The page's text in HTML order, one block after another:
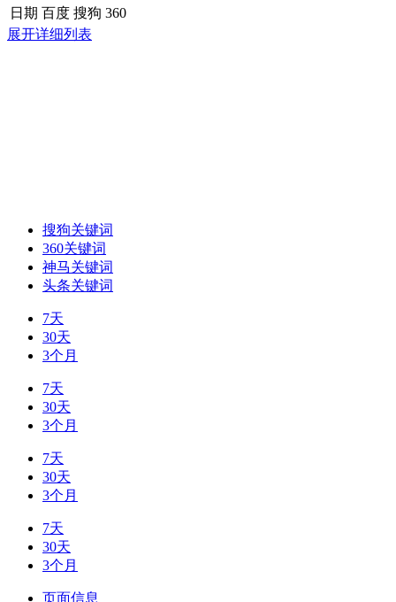
日期 百度 搜狗 360
展开详细列表
搜狗关键词
360关键词
神马关键词
头条关键词
7天
30天
3个月
7天
30天
3个月
7天
30天
3个月
7天
30天
3个月
页面信息